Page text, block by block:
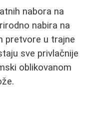
nabora na
nabira na
pretvore u trajne
sve privlačnije
oblikovanom